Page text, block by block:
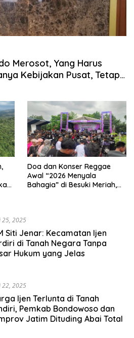
Merosot, Yang Harus
Kebijakan Pusat, Tetapi
Doa dan Konser Reggae
Awal “2026 Menyala
Bahagia” di Besuki Meriah,
25, 2025
Siti Jenar: Kecamatan Ijen
di Tanah Negara Tanpa
Hukum yang Jelas
22, 2025
Ijen Terlunta di Tanah
Pemkab Bondowoso dan
Jatim Dituding Abai Total